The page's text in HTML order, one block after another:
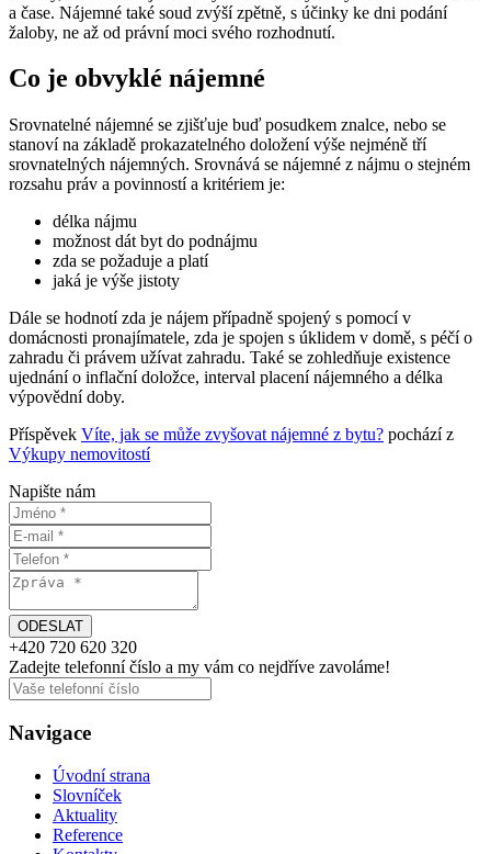
a čase. Nájemné také soud zvýší zpětně, s účinky ke dni podání
žaloby, ne až od právní moci svého rozhodnutí.
Co je obvyklé nájemné
Srovnatelné nájemné se zjišťuje buď posudkem znalce, nebo se
stanoví na základě prokazatelného doložení výše nejméně tří
srovnatelných nájemných. Srovnává se nájemné z nájmu o stejném
rozsahu práv a povinností a kritériem je:
délka nájmu
možnost dát byt do podnájmu
zda se požaduje a platí
jaká je výše jistoty
Dále se hodnotí zda je nájem případně spojený s pomocí v
domácnosti pronajímatele, zda je spojen s úklidem v domě, s péčí o
zahradu či právem užívat zahradu. Také se zohledňuje existence
ujednání o inflační doložce, interval placení nájemného a délka
výpovědní doby.
Příspěvek Víte, jak se může zvyšovat nájemné z bytu? pochází z
Výkupy nemovitostí
Napište nám
+420 720 620 320
Zadejte telefonní číslo a my vám co nejdříve zavoláme!
Navigace
Úvodní strana
Slovníček
Aktuality
Reference